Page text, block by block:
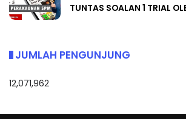
TUNTAS SOALAN 1 TRIAL
JUMLAH PENGUNJUNG
12,071,962